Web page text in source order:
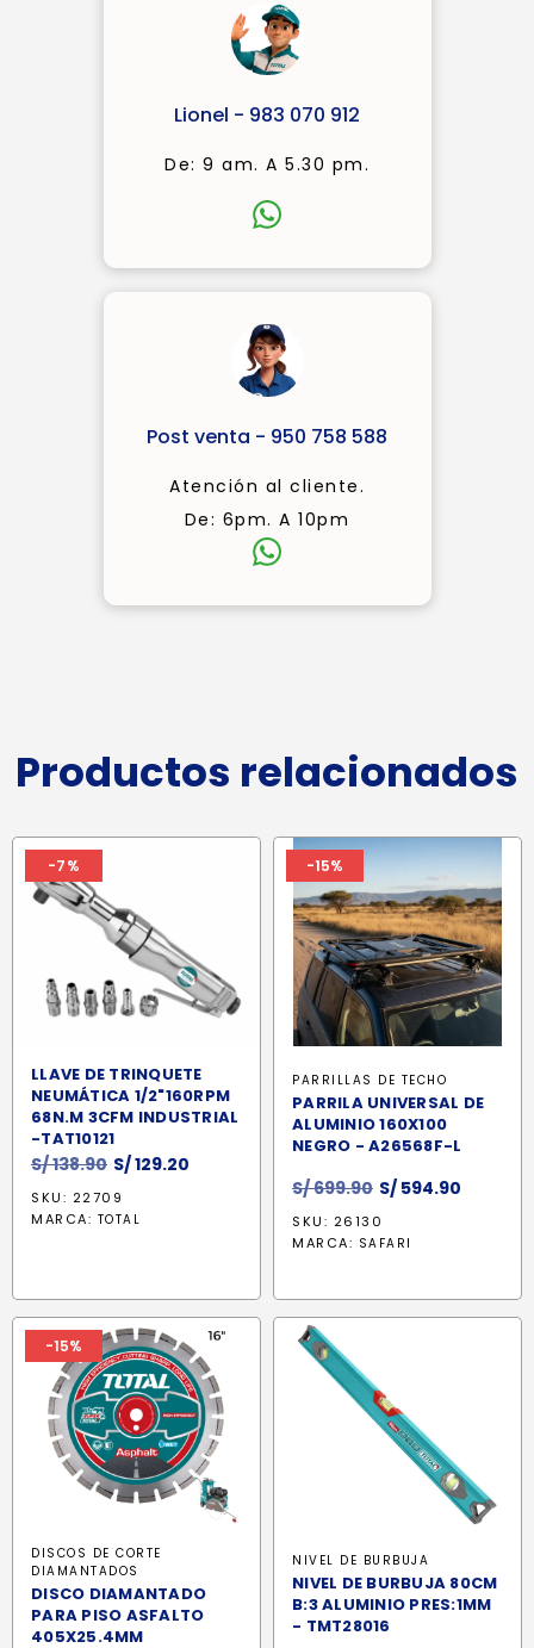
Lionel - 983 070 912
De: 9 am. A 5.30 pm.
Post venta - 950 758 588
Atención al cliente.
De: 6pm. A 10pm
Productos relacionados
-7%
LLAVE DE TRINQUETE
NEUMÁTICA 1/2"160RPM
68N.M 3CFM INDUSTRIAL
-TAT10121
S/138.90 El
precio
original
S/129.20
SKU: 22709
MARCA: TOTAL
-15%
PARRILLAS DE TECHO
PARRILA UNIVERSAL DE
ALUMINIO 160X100
NEGRO - A26568F-L
S/699.90 El
original
S/ 594.90
SKU: 26130
MARCA: SAFARI
-15%
DISCOS DE CORTE
DIAMANTADOS
DISCO DIAMANTADO
PARA PISO ASFALTO
405X25.4MM
NIVEL DE BURBUJA
NIVEL DE BURBUJA 80CM
B:3 ALUMINIO PRES:1MM
- TMT28016